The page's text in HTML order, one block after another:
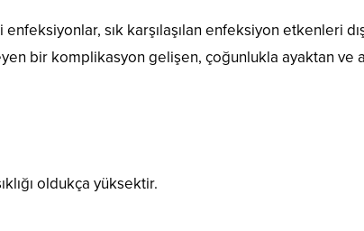
sık karşılaşılan enfeksiyon etkenleri
bir komplikasyon gelişen, çoğunlukla ayaktan ve
oldukça yüksektir.